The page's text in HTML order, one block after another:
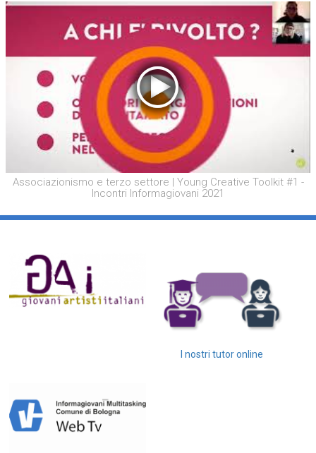
Associazionismo e terzo settore | Young Creative Toolkit #1 -
Incontri Informagiovani 2021
I nostri tutor online